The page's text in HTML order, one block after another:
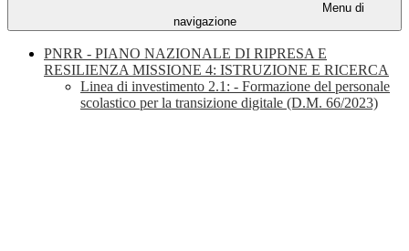
Menu di
navigazione
PNRR - PIANO NAZIONALE DI RIPRESA E
RESILIENZA MISSIONE 4: ISTRUZIONE E RICERCA
Linea di investimento 2.1: - Formazione del personale
scolastico per la transizione digitale (D.M. 66/2023)